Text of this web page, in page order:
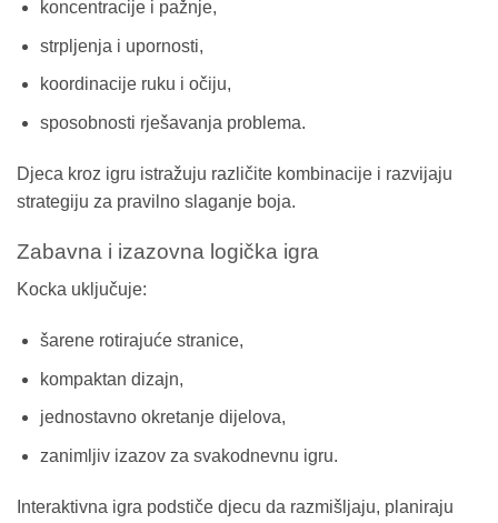
koncentracije i pažnje,
strpljenja i upornosti,
koordinacije ruku i očiju,
sposobnosti rješavanja problema.
Djeca kroz igru istražuju različite kombinacije i razvijaju
strategiju za pravilno slaganje boja.
Zabavna i izazovna logička igra
Kocka uključuje:
šarene rotirajuće stranice,
kompaktan dizajn,
jednostavno okretanje dijelova,
zanimljiv izazov za svakodnevnu igru.
Interaktivna igra podstiče djecu da razmišljaju, planiraju